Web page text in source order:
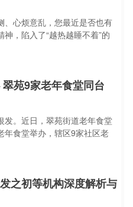
、心烦意乱，您最近是否也有
，陷入了“越热越睡不着”的
苑9家老年食堂同台
发。近日，翠苑街道老年食堂
年食堂举办，辖区9家社区老
之初等机构深度解析与